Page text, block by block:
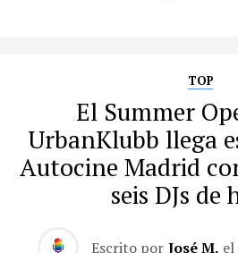
TOP
El Summer
UrbanKlubb llega
Autocine Madrid
seis DJs de
Escrito por José M. el